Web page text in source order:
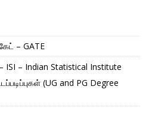
– GATE
ISI – Indian Statistical Institute
(UG and PG Degree